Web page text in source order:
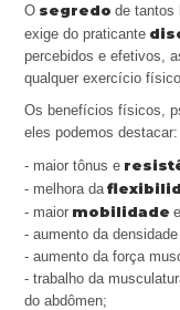
O segredo de tantos
exige do praticante
percebidos e efetivos,
qualquer exercício
Os benefícios físicos,
eles podemos destacar:
- maior tônus e
- melhora da
- maior mobilidade
- aumento da
- aumento da força
- trabalho da
do abdômen;